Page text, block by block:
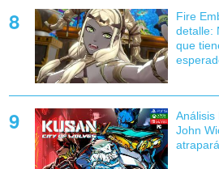
Fire
detalle:
que
Análisis
John